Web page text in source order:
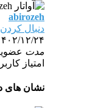
abirozeh
دنبال
۱۴۰۲/۱۲/۲۴
مدت عضویت:
امتیاز کاربر:
نشان های